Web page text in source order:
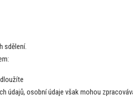
sdělení.
údajů, osobní údaje však mohou